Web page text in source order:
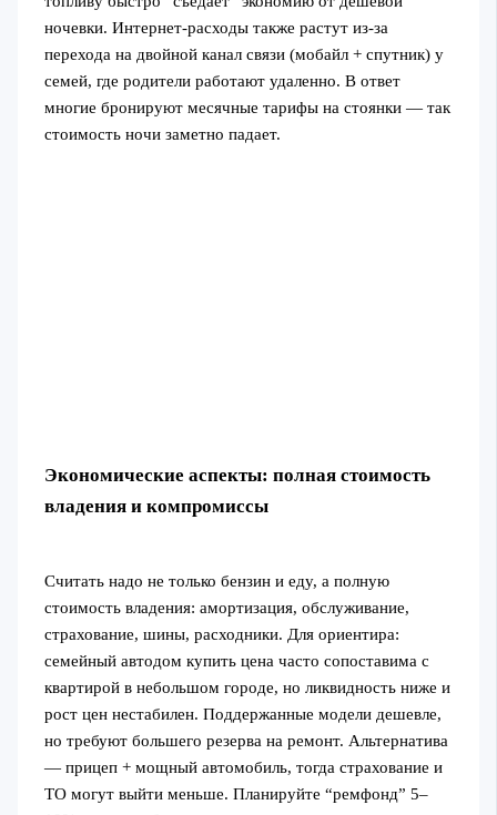
ночевки. Интернет-расходы также растут из-за
перехода на двойной канал связи (мобайл + спутник) у
семей, где родители работают удаленно. В ответ
многие бронируют месячные тарифы на стоянки — так
стоимость ночи заметно падает.
Экономические аспекты: полная стоимость
владения и компромиссы
Считать надо не только бензин и еду, а полную
стоимость владения: амортизация, обслуживание,
страхование, шины, расходники. Для ориентира:
семейный автодом купить цена часто сопоставима с
квартирой в небольшом городе, но ликвидность ниже и
рост цен нестабилен. Поддержанные модели дешевле,
но требуют большего резерва на ремонт. Альтернатива
— прицеп + мощный автомобиль, тогда страхование и
ТО могут выйти меньше. Планируйте “ремфонд” 5–